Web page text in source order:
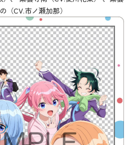
（CV.市ノ瀬加那）